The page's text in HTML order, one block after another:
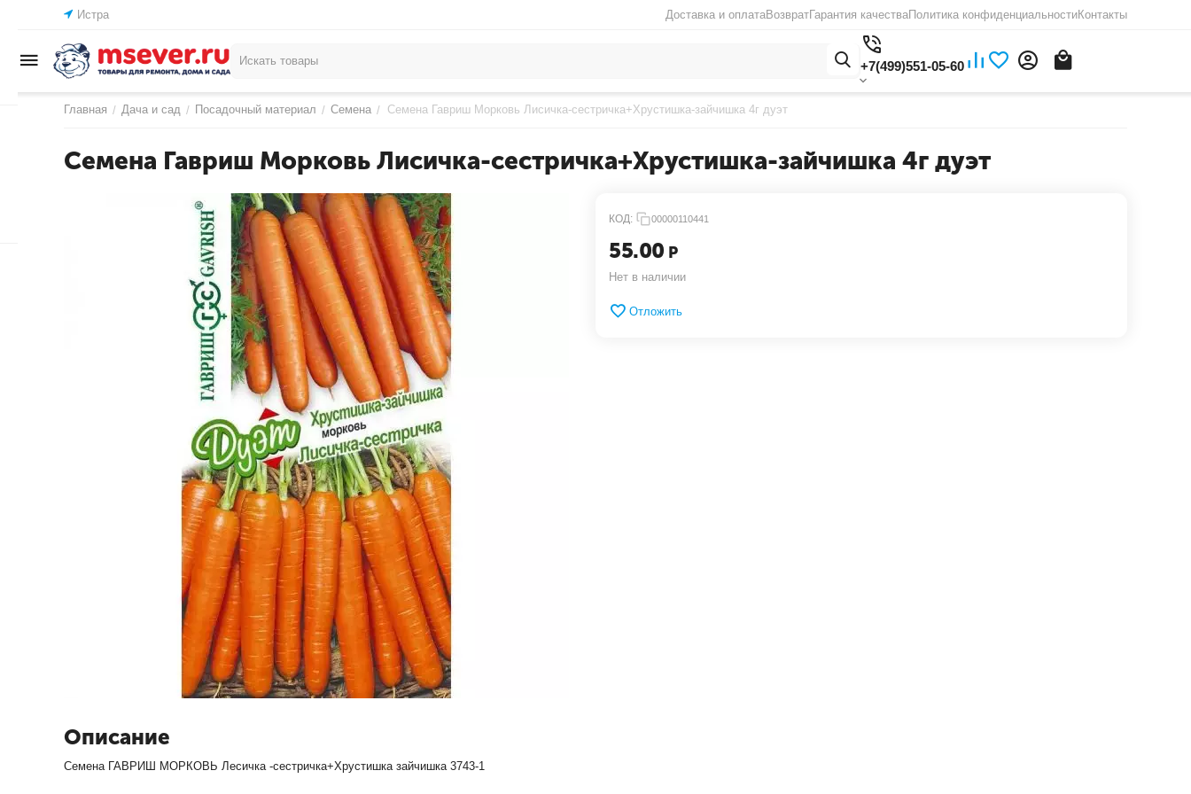
Истра Доставка и оплатаВозвратГарантия качестваПолитика конфиденциальностиКонтакты
+7(499)551-05-60
Главная / Дача и сад / Посадочный материал / Семена / Семена Гавриш Морковь Лисичка-сестричка+Хрустишка-зайчишка 4г дуэт
Семена Гавриш Морковь Лисичка-сестричка+Хрустишка-зайчишка 4г дуэт
КОД: 00000110441
55.00 Р
Нет в наличии
Отложить
Описание
Семена ГАВРИШ МОРКОВЬ Лесичка -сестричка+Хрустишка зайчишка 3743-1